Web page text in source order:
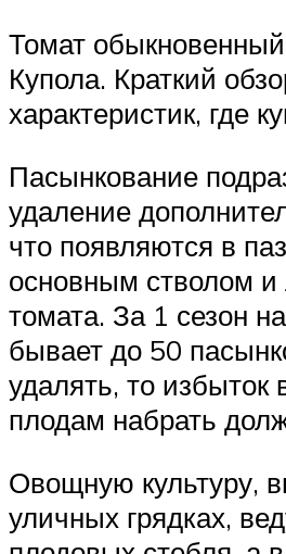
Томат
Купола. Краткий
характеристик, где
Пасынкование
удаление
что появляются в
основным стволом и
томата. За 1 сезон
бывает до 50
удалять, то избыток
плодам набрать
Овощную культуру,
уличных грядках,